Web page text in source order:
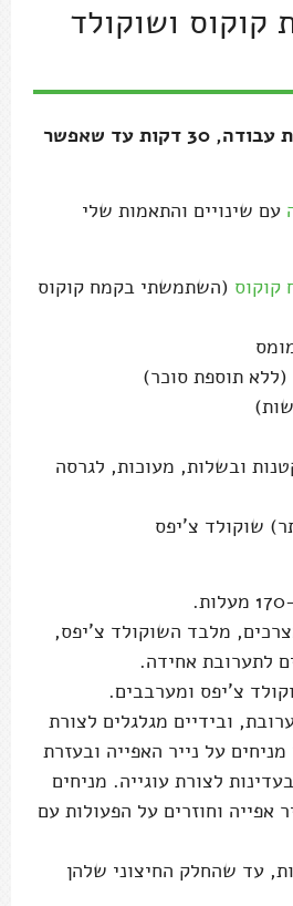
עם שינויים והתאמות שלי
2 בננות קטנות ובשלות, מעוכות, לגרסה
מלבד השוקולד צ'יפס,
לתערובת אחידה.
צ'יפס ומערבבים.
ובידיים מגלגלים לצורת
לצורת עוגייה. מניחים
אפייה וחוזרים על הפעולות עם
12-15 דקות, עד שהחלק החיצוני שלהן
לעוגיות להתקרר ומגישים.
ביום ההכנה, נשמרות
ארבעה ימים.
מוצרי הקוקוס של
לפסח)